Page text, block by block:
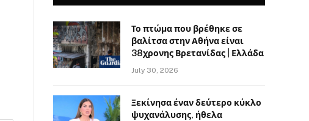
Το πτώμα που βρέθηκε σε
βαλίτσα στην Αθήνα είναι
38χρονης Βρετανίδας | Ελλάδα
July 30, 2026
Ξεκίνησα έναν δεύτερο κύκλο
ψυχανάλυσης, ήθελα